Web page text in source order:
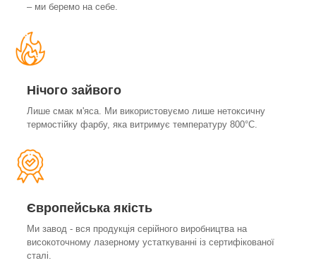
– ми беремо на себе.
Нічого зайвого
Лише смак м'яса. Ми використовуємо лише нетоксичну
термостійку фарбу, яка витримує температуру 800°С.
Європейська якість
Ми завод - вся продукція серійного виробництва на
високоточному лазерному устаткуванні із сертифікованої
сталі.